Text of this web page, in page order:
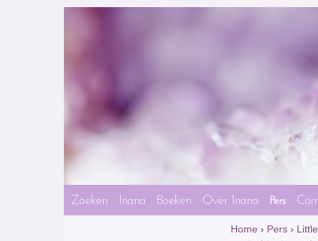
Home › Pers ›
Zoeken Inana Boeken Over Inana Pers